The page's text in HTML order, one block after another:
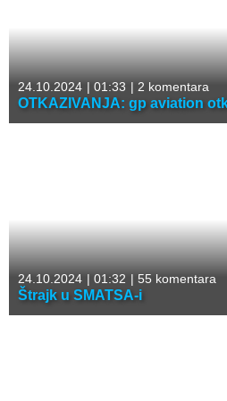
24.10.2024 | 01:33 | 2 komentara
OTKAZIVANJA: gp aviation
24.10.2024 | 01:32 | 55 komentara
Štrajk u SMATSA-i